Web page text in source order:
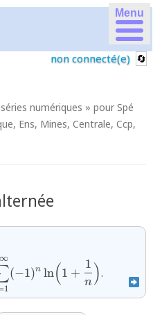
Menu
non connecté(e)
numériques » pour Spé
Ens, Mines, Centrale, Ccp,
1
∞
(−1)n ln(1 +
n
1 ).